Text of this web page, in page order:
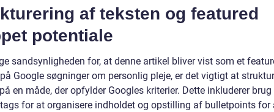
af teksten og featured
potentiale
sandsynligheden for, at denne artikel bliver vist som et
Google søgninger om personlig pleje, er det vigtigt at
en måde, der opfylder Googles kriterier. Dette inkluderer
for at organisere indholdet og opstilling af bulletpoints for